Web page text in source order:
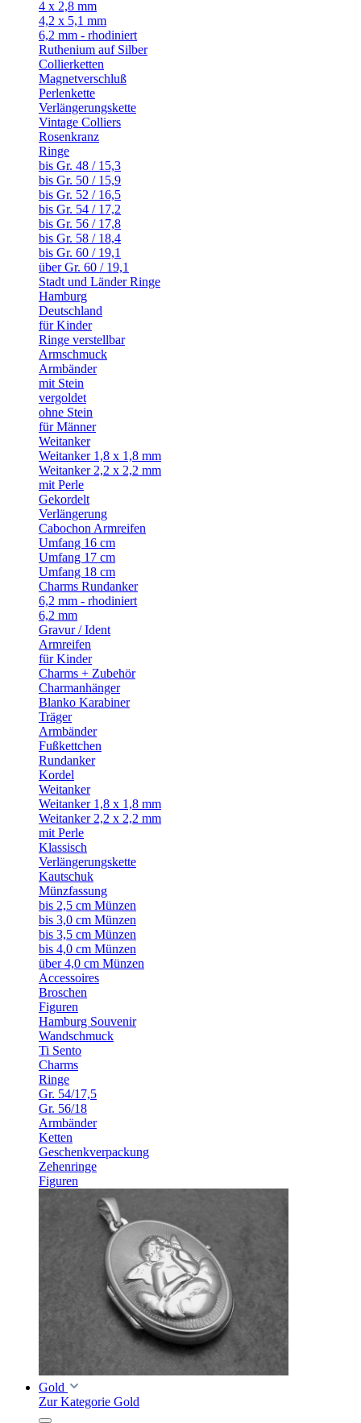
4 x 2,8 mm
4,2 x 5,1 mm
6,2 mm - rhodiniert
Ruthenium auf Silber
Collierketten
Magnetverschluß
Perlenkette
Verlängerungskette
Vintage Colliers
Rosenkranz
Ringe
bis Gr. 48 / 15,3
bis Gr. 50 / 15,9
bis Gr. 52 / 16,5
bis Gr. 54 / 17,2
bis Gr. 56 / 17,8
bis Gr. 58 / 18,4
bis Gr. 60 / 19,1
über Gr. 60 / 19,1
Stadt und Länder Ringe
Hamburg
Deutschland
für Kinder
Ringe verstellbar
Armschmuck
Armbänder
mit Stein
vergoldet
ohne Stein
für Männer
Weitanker
Weitanker 1,8 x 1,8 mm
Weitanker 2,2 x 2,2 mm
mit Perle
Gekordelt
Verlängerung
Cabochon Armreifen
Umfang 16 cm
Umfang 17 cm
Umfang 18 cm
Charms Rundanker
6,2 mm - rhodiniert
6,2 mm
Gravur / Ident
Armreifen
für Kinder
Charms + Zubehör
Charmanhänger
Blanko Karabiner
Träger
Armbänder
Fußkettchen
Rundanker
Kordel
Weitanker
Weitanker 1,8 x 1,8 mm
Weitanker 2,2 x 2,2 mm
mit Perle
Klassisch
Verlängerungskette
Kautschuk
Münzfassung
bis 2,5 cm Münzen
bis 3,0 cm Münzen
bis 3,5 cm Münzen
bis 4,0 cm Münzen
über 4,0 cm Münzen
Accessoires
Broschen
Figuren
Hamburg Souvenir
Wandschmuck
Ti Sento
Charms
Ringe
Gr. 54/17,5
Gr. 56/18
Armbänder
Ketten
Geschenkverpackung
Zehenringe
Figuren
Gold
Zur Kategorie Gold